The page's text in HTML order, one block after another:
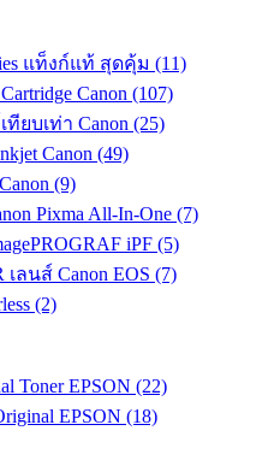
แท็งก์แท้ สุดคุ้ม (11)
Canon (107)
ยบเท่า Canon (25)
Canon (49)
(9)
Pixma All-In-One (7)
iPF (5)
ลนส์ Canon EOS (7)
(2)
Toner EPSON (22)
EPSON (18)